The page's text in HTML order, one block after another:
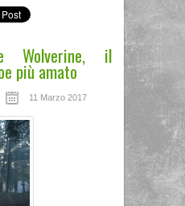
Wolverine, il
più amato
11 Marzo 2017